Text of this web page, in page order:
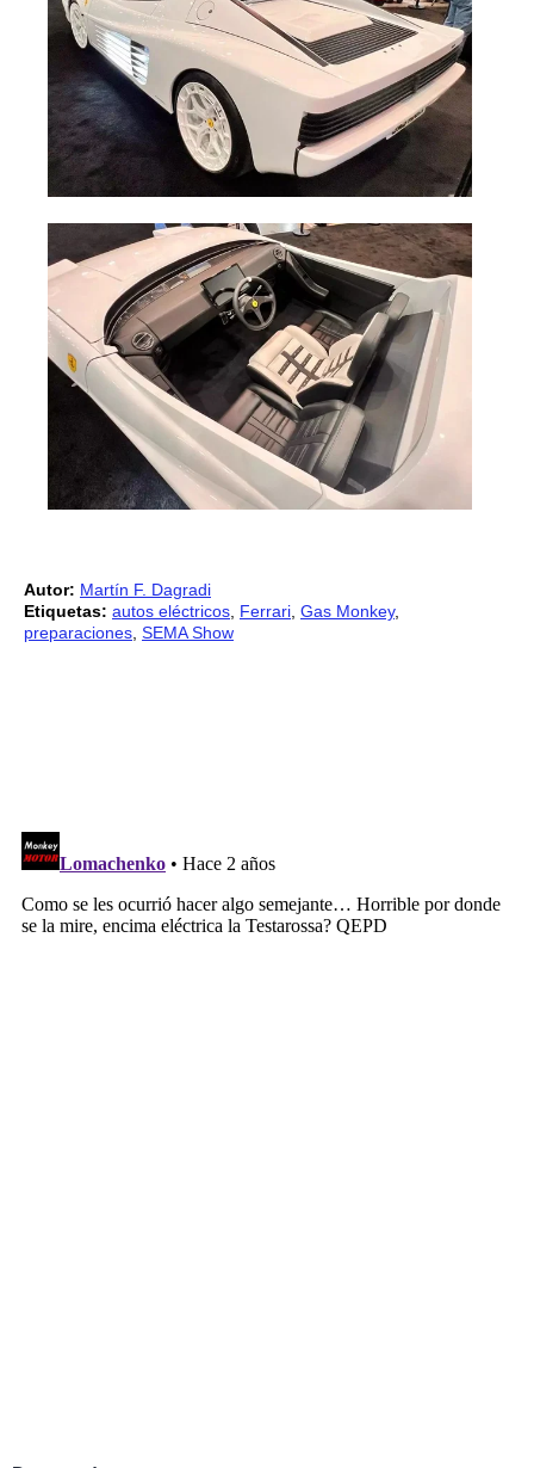
Autor: Martín F. Dagradi
Etiquetas: autos eléctricos Ferrari Gas Monkey,
preparaciones SEMA Show